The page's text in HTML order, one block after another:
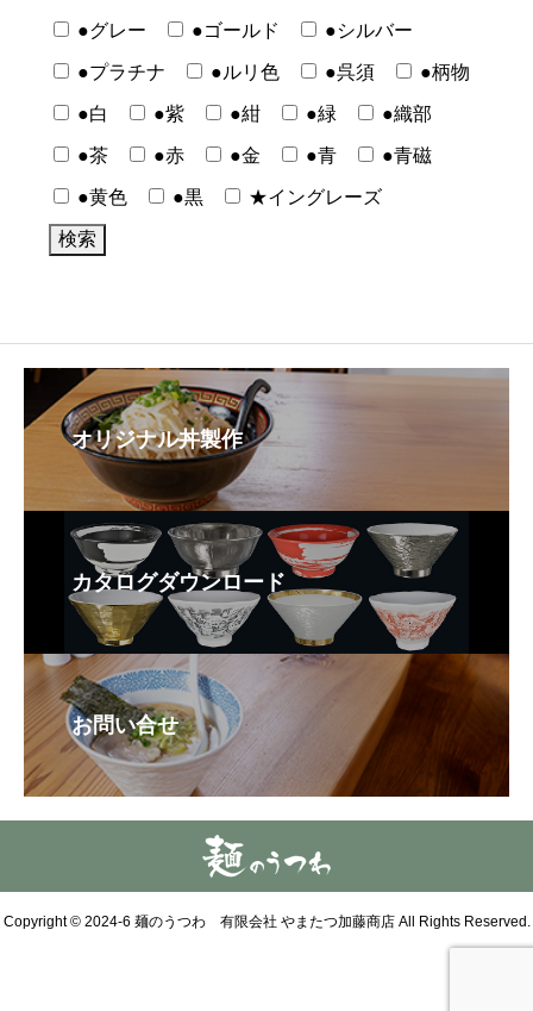
●グレー ●ゴールド ●シルバー
●プラチナ ●ルリ色 ●呉須 ●柄物
●白 ●紫 ●紺 ●緑 ●織部
●茶 ●赤 ●金 ●青 ●青磁
●黄色 ●黒 ★イングレーズ
オリジナル丼製作
カタログダウンロード
お問い合せ
Copyright © 2024-6 麺のうつわ 有限会社 やまたつ加藤商店 All Rights Reserved.